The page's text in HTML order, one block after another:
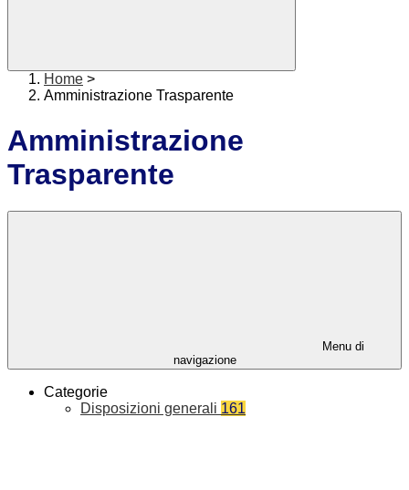
Home >
Amministrazione Trasparente
Amministrazione
Trasparente
Menu di
navigazione
Categorie
Disposizioni generali 161